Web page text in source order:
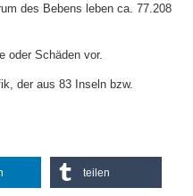
des Bebens leben ca. 77.208
oder Schäden vor.
der aus 83 Inseln bzw.
teilen